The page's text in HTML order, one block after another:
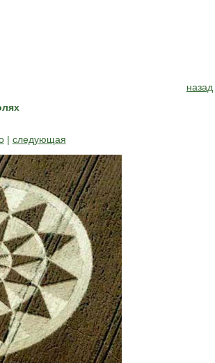
назад
| следующая